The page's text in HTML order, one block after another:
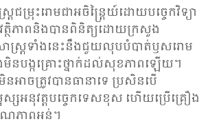
តជម្រុះ​រោមជាអចិន្ត្រៃយ៍ដោយបច្ចេកវិទ្យា
ត្ថិភាពនិងបាន​ពិនិត្យដោយក្រសួង
ស្រ្តទាំងនេះនឹងជួយលុបបំបាត់ឫសរោម
នបង្កគ្រោះថ្នាក់ដល់សុខភាពឡើយ។
មិនអាចត្រូវបានធានាទេ ប្រសិនបើ
សអនុវត្តបច្ចេកទេសខុស ហើយប្រើគ្រឿង
ភាពអន់។